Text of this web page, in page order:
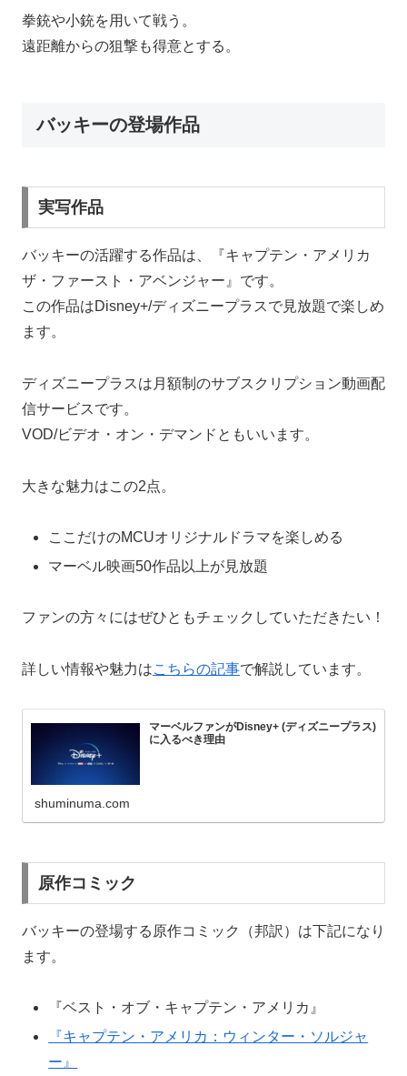
拳銃や小銃を用いて戦う。
遠距離からの狙撃も得意とする。
バッキーの登場作品
実写作品
バッキーの活躍する作品は、『キャプテン・アメリカ
ザ・ファースト・アベンジャー』です。
この作品はDisney+/ディズニープラスで見放題で楽しめ
ます。
ディズニープラスは月額制のサブスクリプション動画配
信サービスです。
VOD/ビデオ・オン・デマンドともいいます。
大きな魅力はこの2点。
ここだけのMCUオリジナルドラマを楽しめる
マーベル映画50作品以上が見放題
ファンの方々にはぜひともチェックしていただきたい！
詳しい情報や魅力はこちらの記事で解説しています。
マーベルファンがDisney+ (ディズニープラス)
に入るべき理由
shuminuma.com
原作コミック
バッキーの登場する原作コミック（邦訳）は下記になり
ます。
『ベスト・オブ・キャプテン・アメリカ』
『キャプテン・アメリカ：ウィンター・ソルジャ
ー』